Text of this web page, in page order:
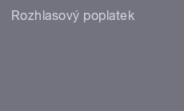
Rozhlasový poplatek